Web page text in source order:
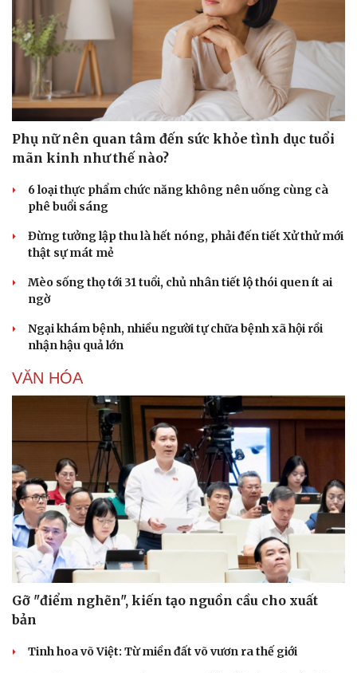
Doanh nghiệp
Thông tin doanh nghiệp
Doanh nghiệp 24h
Doanh nhân
Vì cộng đồng
Công nghệ
Sành điệu
Tin Công nghệ
Trải nghiệm
Chuyển đổi số
Phụ nữ nên quan tâm đến sức khỏe tình dục tuổi
mãn kinh như thế nào?
6 loại thực phẩm chức năng không nên uống cùng cà
phê buổi sáng
Đừng tưởng lập thu là hết nóng, phải đến tiết Xử thử mới
thật sự mát mẻ
Mèo sống thọ tới 31 tuổi, chủ nhân tiết lộ thói quen ít ai
ngờ
Ngại khám bệnh, nhiều người tự chữa bệnh xã hội rồi
nhận hậu quả lớn
VĂN HÓA
Gỡ "điểm nghẽn", kiến tạo nguồn cầu cho xuất
bản
Tinh hoa võ Việt: Từ miền đất võ vươn ra thế giới